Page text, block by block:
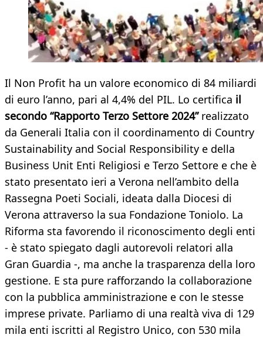
Il Non Profit ha un valore economico di 84 miliardi
di euro l’anno, pari al 4,4% del PIL. Lo certifica il
secondo “Rapporto Terzo Settore 2024”realizzato
da Generali Italia con il coordinamento di Country
Sustainability and Social Responsibility e della
Business Unit Enti Religiosi e Terzo Settore e che è
stato presentato ieri a Verona nell’ambito della
Rassegna Poeti Sociali, ideata dalla Diocesi di
Verona attraverso la sua Fondazione Toniolo. La
Riforma sta favorendo il riconoscimento degli enti
- è stato spiegato dagli autorevoli relatori alla
Gran Guardia -, ma anche la trasparenza della loro
gestione. E sta pure rafforzando la collaborazione
con la pubblica amministrazione e con le stesse
imprese private. Parliamo di una realtà viva di 129
mila enti iscritti al Registro Unico, con 530 mila